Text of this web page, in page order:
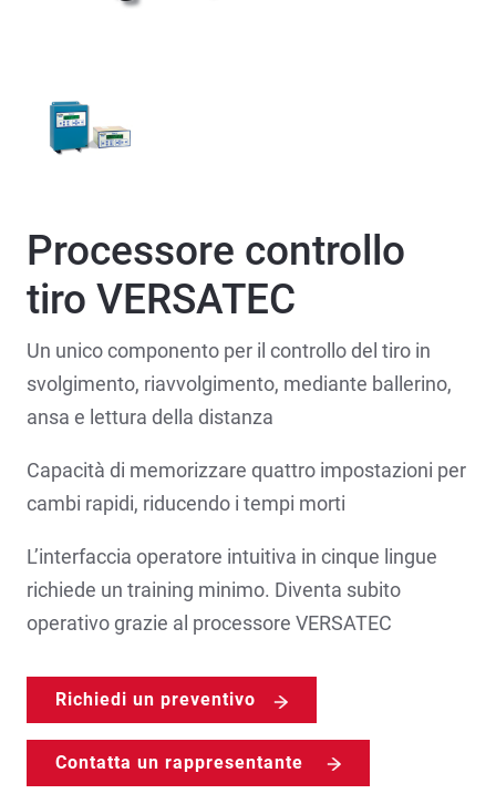
Processore controllo
tiro VERSATEC
Un unico componento per il controllo del tiro in
svolgimento, riavvolgimento, mediante ballerino,
ansa e lettura della distanza
Capacità di memorizzare quattro impostazioni per
cambi rapidi, riducendo i tempi morti
L’interfaccia operatore intuitiva in cinque lingue
richiede un training minimo. Diventa subito
operativo grazie al processore VERSATEC
Richiedi un preventivo
Contatta un rappresentante